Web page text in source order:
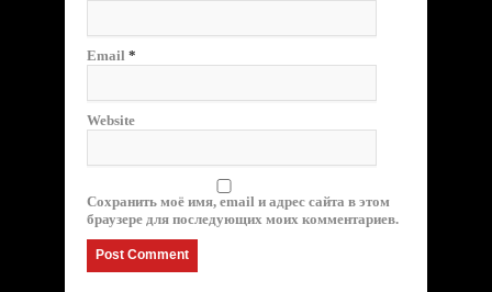
Email *
Website
Сохранить моё имя, email и адрес сайта в этом
браузере для последующих моих комментариев.